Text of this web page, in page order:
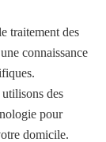
traitement des
connaissance
des
pour
domicile.